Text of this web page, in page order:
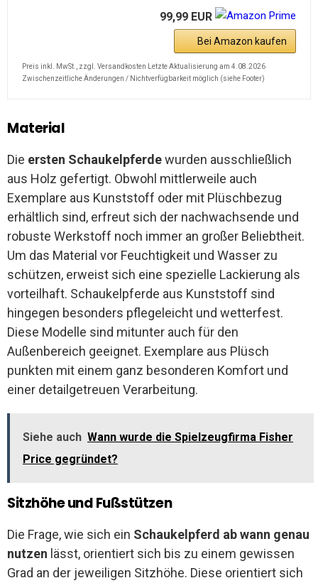
99,99 EUR
Bei Amazon kaufen
Preis inkl. MwSt., zzgl. Versandkosten Letzte Aktualisierung am 4.08.2026
Zwischenzeitliche Änderungen / Nichtverfügbarkeit möglich (siehe Footer)
Material
Die ersten Schaukelpferdewurden ausschließlich
aus Holz gefertigt. Obwohl mittlerweile auch
Exemplare aus Kunststoff oder mit Plüschbezug
erhältlich sind, erfreut sich der nachwachsende und
robuste Werkstoff noch immer an großer Beliebtheit.
Um das Material vor Feuchtigkeit und Wasser zu
schützen, erweist sich eine spezielle Lackierung als
vorteilhaft. Schaukelpferde aus Kunststoff sind
hingegen besonders pflegeleicht und wetterfest.
Diese Modelle sind mitunter auch für den
Außenbereich geeignet. Exemplare aus Plüsch
punkten mit einem ganz besonderen Komfort und
einer detailgetreuen Verarbeitung.
Siehe auch Wann wurde die Spielzeugfirma Fisher
Price gegründet?
Sitzhöhe und Fußstützen
Die Frage, wie sich ein Schaukelpferd ab wann genau
nutzen lässt, orientiert sich bis zu einem gewissen
Grad an der jeweiligen Sitzhöhe. Diese orientiert sich